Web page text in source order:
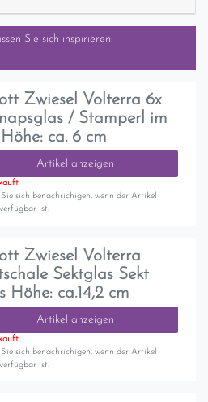
Sie sich inspirieren:
Zwiesel Volterra 6x
/ Stamperl im
ca. 6 cm
Artikel anzeigen
Sie sich benachrichigen, wenn der Artikel
ist.
Zwiesel Volterra
Sektglas Sekt
Höhe: ca.14,2 cm
Artikel anzeigen
Sie sich benachrichigen, wenn der Artikel
ist.